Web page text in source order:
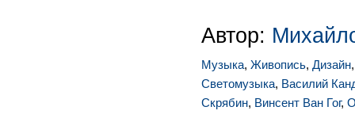
Автор:
Музыка, Живопись, Дизайн
Светомузыка, Василий
Скрябин, Винсент Ван Гог,